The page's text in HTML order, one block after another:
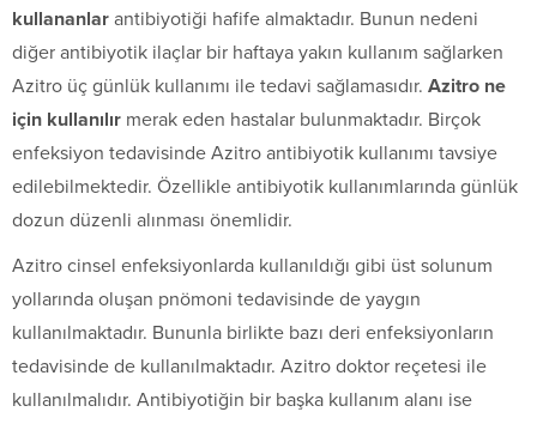
kullananlar antibiyotiği hafife almaktadır. Bunun nedeni
diğer antibiyotik ilaçlar bir haftaya yakın kullanım sağlarken
Azitro üç günlük kullanımı ile tedavi sağlamasıdır. Azitro ne
için kullanılır merak eden hastalar bulunmaktadır. Birçok
enfeksiyon tedavisinde Azitro antibiyotik kullanımı tavsiye
edilebilmektedir. Özellikle antibiyotik kullanımlarında günlük
dozun düzenli alınması önemlidir.
Azitro cinsel enfeksiyonlarda kullanıldığı gibi üst solunum
yollarında oluşan pnömoni tedavisinde de yaygın
kullanılmaktadır. Bununla birlikte bazı deri enfeksiyonların
tedavisinde de kullanılmaktadır. Azitro doktor reçetesi ile
kullanılmalıdır. Antibiyotiğin bir başka kullanım alanı ise